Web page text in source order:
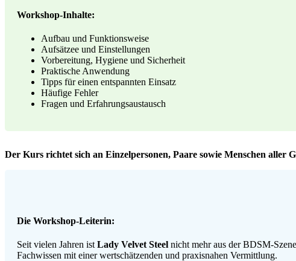
Workshop-Inhalte:
Aufbau und Funktionsweise
Aufsätzee und Einstellungen
Vorbereitung, Hygiene und Sicherheit
Praktische Anwendung
Tipps für einen entspannten Einsatz
Häufige Fehler
Fragen und Erfahrungsaustausch
Der Kurs richtet sich an Einzelpersonen, Paare sowie Menschen
Die Workshop-Leiterin:
Seit vielen Jahren ist Lady Velvet Steel nicht mehr aus der BDSM-
Fachwissen mit einer wertschätzenden und praxisnahen Vermittlung.